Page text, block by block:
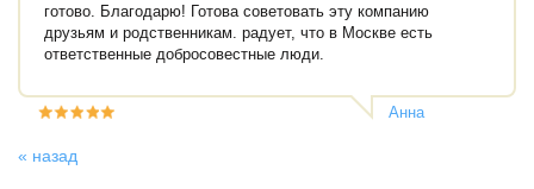
готово. Благодарю! Готова советовать эту компанию
друзьям и родственникам. радует, что в Москве есть
ответственные добросовестные люди.
Анна
« назад